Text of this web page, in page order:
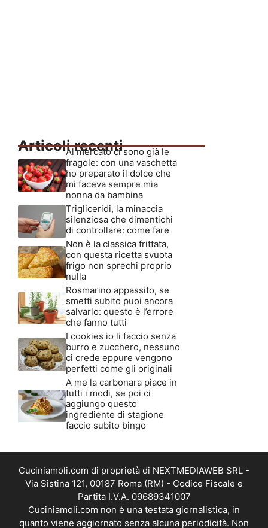
Articoli recenti
Al mercato ci sono già le
fragole: con una vaschetta
ho preparato il dolce che
mi faceva sempre mia
nonna da bambina
Trigliceridi, la minaccia
silenziosa che dimentichi
di controllare: come fare
Non è la classica frittata,
con questa ricetta svuota
frigo non sprechi proprio
nulla
Rosmarino appassito, se
smetti subito puoi ancora
salvarlo: questo è l’errore
che fanno tutti
I cookies io li faccio senza
burro e zucchero, nessuno
ci crede eppure vengono
perfetti come gli originali
A me la carbonara piace in
tutti i modi, se poi ci
aggiungo questo
ingrediente di stagione
faccio subito bingo
Cuciniamoli.com di proprietà di NEXTMEDIAWEB SRL -
Via Sistina 121, 00187 Roma (RM) - Codice Fiscale e
Partita I.V.A. 09689341007
Cuciniamoli.com non è una testata giornalistica, in
quanto viene aggiornato senza alcuna periodicità. Non